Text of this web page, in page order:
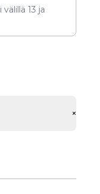
välillä 13 ja
+